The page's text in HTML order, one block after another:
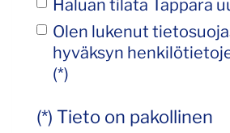
Haluan tilata Tappara
Olen lukenut
hyväksyn
(*)
(*) Tieto on pakollinen